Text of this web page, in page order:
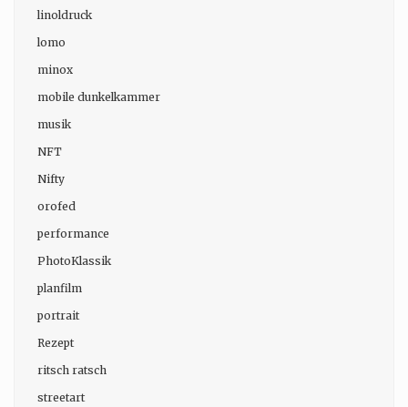
linoldruck
lomo
minox
mobile dunkelkammer
musik
NFT
Nifty
orofed
performance
PhotoKlassik
planfilm
portrait
Rezept
ritsch ratsch
streetart